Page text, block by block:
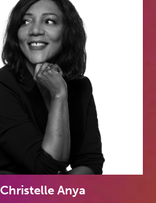
Christelle Anya